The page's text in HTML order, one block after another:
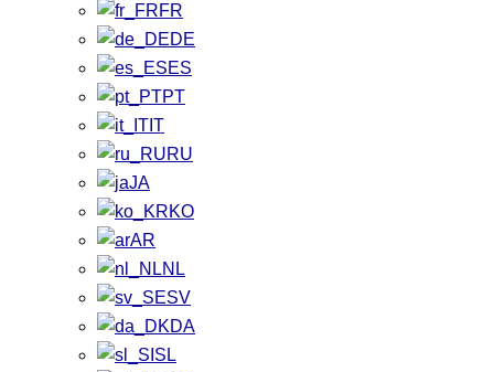
FR
DE
ES
PT
IT
RU
JA
KO
AR
NL
SV
DA
SL